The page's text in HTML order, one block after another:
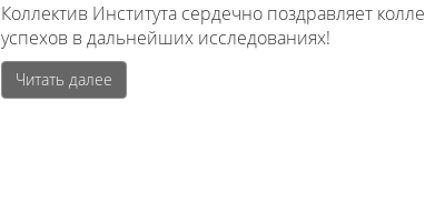
Коллектив Института сердечно поздравляет
успехов в дальнейших исследованиях!
Читать далее